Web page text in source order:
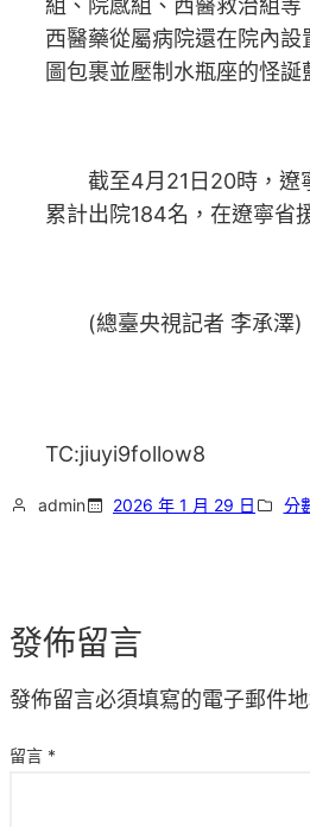
組、院感組、西醫救治組
西醫藥從屬病院還在院內
圖包裹並壓制水瓶座的怪誕
截至4月21日20時，遼寧
累計出院184名，在遼寧省
(總臺央視記者 李承澤)
TC:jiuyi9follow8
admin 2026 年 1 月 29 日 分
發佈留言
發佈留言必須填寫的電子郵件
留言 *